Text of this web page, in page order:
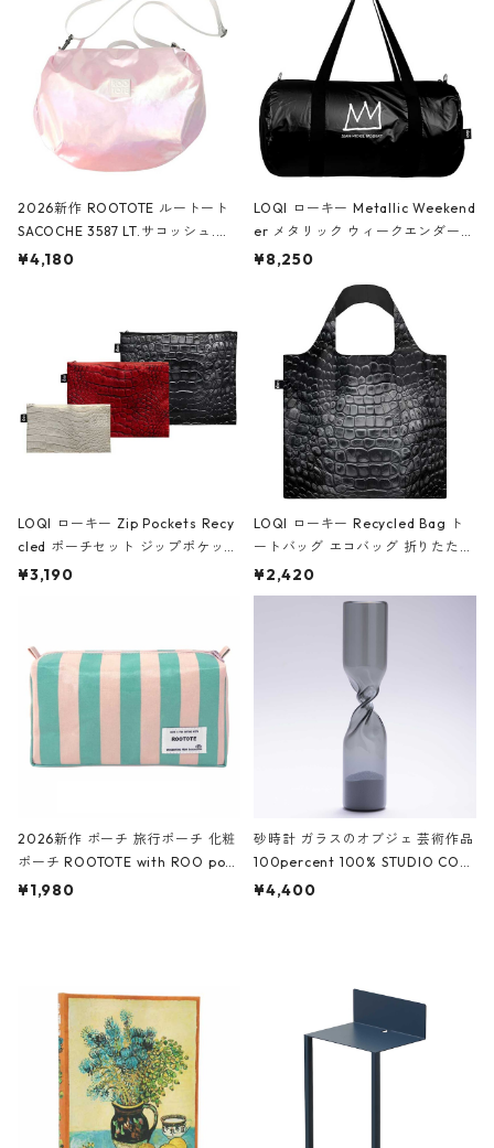
2026新作 ROOTOTE ルートート
SACOCHE 3587 LT.サコッシュ.ル
ミエ-B ショルダーバッグ グロスピ
¥4,180
LOQI ローキー Metallic Weekend
er メタリック ウィークエンダー
ボストンバッグ ショルダーバッグ
Black ジャン=ミッシェル・バスキ
ア/クラウン ブラック
¥8,250
LOQI ローキー Zip Pockets Recy
cled ポーチセット ジップポケット
ファスナーポーチ 撥水加工 トラベ
ーガンディー、オフホワイト
¥3,190
LOQI ローキー Recycled Bag ト
ートバッグ エコバッグ 折りたたみ
大きめ 撥水加工 収納ポーチ CRO
CODILE/Black クロコダイル/ブラ
¥2,420
2026新作 ポーチ 旅行ポーチ 化粧
ポーチ ROOTOTE with ROO pou
ch 3532 ルートート WR.ポーチ.ラ
¥1,980
砂時計 ガラスのオブジェ 芸術作品
100percent 100% STUDIO COH
AKU Timeless 100パーセント ス
¥4,400